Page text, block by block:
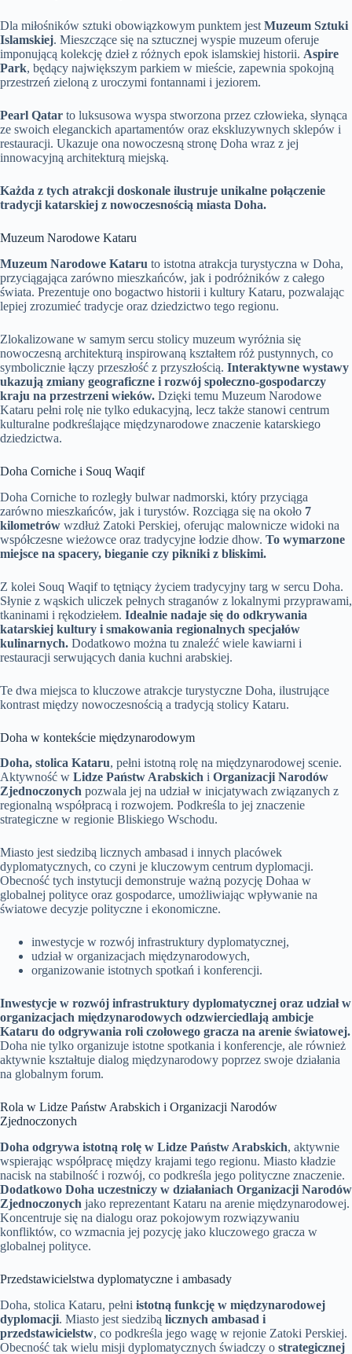
Dla miłośników sztuki obowiązkowym punktem jest Muzeum Sztuki
Islamskiej. Mieszczące się na sztucznej wyspie muzeum oferuje
imponującą kolekcję dzieł z różnych epok islamskiej historii. Aspire
Park, będący największym parkiem w mieście, zapewnia spokojną
przestrzeń zieloną z uroczymi fontannami i jeziorem.
Pearl Qatar to luksusowa wyspa stworzona przez człowieka, słynąca
ze swoich eleganckich apartamentów oraz ekskluzywnych sklepów i
restauracji. Ukazuje ona nowoczesną stronę Doha wraz z jej
innowacyjną architekturą miejską.
Każda z tych atrakcji doskonale ilustruje unikalne połączenie
tradycji katarskiej z nowoczesnością miasta Doha.
Muzeum Narodowe Kataru
Muzeum Narodowe Kataru to istotna atrakcja turystyczna w Doha,
przyciągająca zarówno mieszkańców, jak i podróżników z całego
świata. Prezentuje ono bogactwo historii i kultury Kataru, pozwalając
lepiej zrozumieć tradycje oraz dziedzictwo tego regionu.
Zlokalizowane w samym sercu stolicy muzeum wyróżnia się
nowoczesną architekturą inspirowaną kształtem róż pustynnych, co
symbolicznie łączy przeszłość z przyszłością. Interaktywne wystawy
ukazują zmiany geograficzne i rozwój społeczno-gospodarczy
kraju na przestrzeni wieków. Dzięki temu Muzeum Narodowe
Kataru pełni rolę nie tylko edukacyjną, lecz także stanowi centrum
kulturalne podkreślające międzynarodowe znaczenie katarskiego
dziedzictwa.
Doha Corniche i Souq Waqif
Doha Corniche to rozległy bulwar nadmorski, który przyciąga
zarówno mieszkańców, jak i turystów. Rozciąga się na około 7
kilometrów wzdłuż Zatoki Perskiej, oferując malownicze widoki na
współczesne wieżowce oraz tradycyjne łodzie dhow. To wymarzone
miejsce na spacery, bieganie czy pikniki z bliskimi.
Z kolei Souq Waqif to tętniący życiem tradycyjny targ w sercu Doha.
Słynie z wąskich uliczek pełnych straganów z lokalnymi przyprawami,
tkaninami i rękodziełem. Idealnie nadaje się do odkrywania
katarskiej kultury i smakowania regionalnych specjałów
kulinarnych. Dodatkowo można tu znaleźć wiele kawiarni i
restauracji serwujących dania kuchni arabskiej.
Te dwa miejsca to kluczowe atrakcje turystyczne Doha, ilustrujące
kontrast między nowoczesnością a tradycją stolicy Kataru.
Doha w kontekście międzynarodowym
Doha, stolica Kataru, pełni istotną rolę na międzynarodowej scenie.
Aktywność w Lidze Państw Arabskich i Organizacji Narodów
Zjednoczonych pozwala jej na udział w inicjatywach związanych z
regionalną współpracą i rozwojem. Podkreśla to jej znaczenie
strategiczne w regionie Bliskiego Wschodu.
Miasto jest siedzibą licznych ambasad i innych placówek
dyplomatycznych, co czyni je kluczowym centrum dyplomacji.
Obecność tych instytucji demonstruje ważną pozycję Dohaa w
globalnej polityce oraz gospodarce, umożliwiając wpływanie na
światowe decyzje polityczne i ekonomiczne.
inwestycje w rozwój infrastruktury dyplomatycznej,
udział w organizacjach międzynarodowych,
organizowanie istotnych spotkań i konferencji.
Inwestycje w rozwój infrastruktury dyplomatycznej oraz udział w
organizacjach międzynarodowych odzwierciedlają ambicje
Kataru do odgrywania roli czołowego gracza na arenie światowej.
Doha nie tylko organizuje istotne spotkania i konferencje, ale również
aktywnie kształtuje dialog międzynarodowy poprzez swoje działania
na globalnym forum.
Rola w Lidze Państw Arabskich i Organizacji Narodów
Zjednoczonych
Doha odgrywa istotną rolę w Lidze Państw Arabskich, aktywnie
wspierając współpracę między krajami tego regionu. Miasto kładzie
nacisk na stabilność i rozwój, co podkreśla jego polityczne znaczenie.
Dodatkowo Doha uczestniczy w działaniach Organizacji Narodów
Zjednoczonych jako reprezentant Kataru na arenie międzynarodowej.
Koncentruje się na dialogu oraz pokojowym rozwiązywaniu
konfliktów, co wzmacnia jej pozycję jako kluczowego gracza w
globalnej polityce.
Przedstawicielstwa dyplomatyczne i ambasady
Doha, stolica Kataru, pełni istotną funkcję w międzynarodowej
dyplomacji. Miasto jest siedzibą licznych ambasad i
przedstawicielstw, co podkreśla jego wagę w rejonie Zatoki Perskiej.
Obecność tak wielu misji dyplomatycznych świadczy o strategicznej